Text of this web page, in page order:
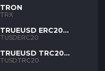
TRON
TRX
TRUEUSD ERC20
TUSD
TUSDERC20
TRUEUSD TRC20
TUSD
TUSDTRC20